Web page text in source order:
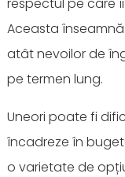
Aceasta
atât nevoilor de
pe termen lung.
Uneori poate fi
încadreze în
o varietate de